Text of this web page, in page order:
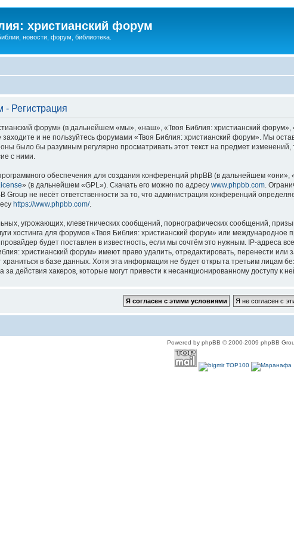
христианский форум
новости, форум, библиотека.
- Регистрация
форум» (в дальнейшем «мы», «наш», «Твоя Библия: христианский
и не пользуйтесь форумами «Твоя Библия: христианский форум». Мы
было бы разумным регулярно просматривать этот текст на предмет
с ними.
обеспечения для создания конференций phpBB (в дальнейшем «они»,
» (в дальнейшем «GPL»). Скачать его можно по адресу www.phpbb.com .
не несёт ответственности за то, что администрация конференций
https://www.phpbb.com/.
угрожающих, клеветнических сообщений, порнографических сообщений,
хостинга для форумов «Твоя Библия: христианский форум» или
будет поставлен в известность, если мы сочтём это нужным. IP-адреса
христианский форум» имеют право удалить, отредактировать, перенести
в базе данных. Хотя эта информация не будет открыта третьим лицам
действия хакеров, которые могут привести к несанкционированному доступу к
Powered by phpBB © 2000-2009 phpBB